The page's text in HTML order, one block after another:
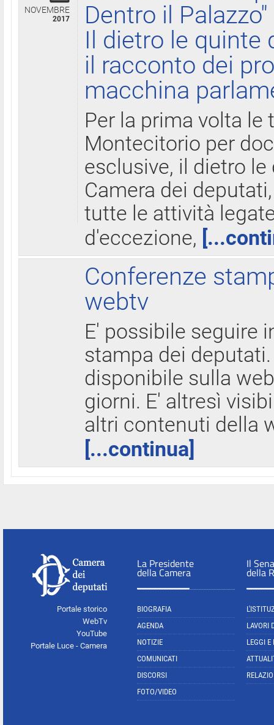
NOVEMBRE
2017
Dentro il Palazzo"
Il dietro le quinte
il racconto dei
macchina
Per la prima volta le
Montecitorio per
esclusive, il dietro
Camera dei
tutte le attività
d'eccezione,
Conferenze
webtv
E' possibile seguire
stampa dei
disponibile sulla
giorni. E' altresì
altri contenuti della
[...continua]
Portale storico
WebTv
YouTube
Portale Luce - Camera
La Presidente
della Camera
BIOGRAFIA
AGENDA
NOTIZIE
COMUNICATI
DISCORSI
FOTO/VIDEO
Il
della
LAVORI
LEGGI E